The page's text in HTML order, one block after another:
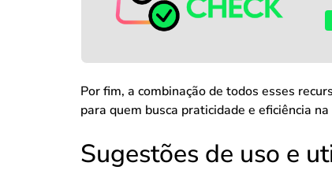
Por fim, a combinação de todos esses
para quem busca praticidade e eficiência
Sugestões de uso e